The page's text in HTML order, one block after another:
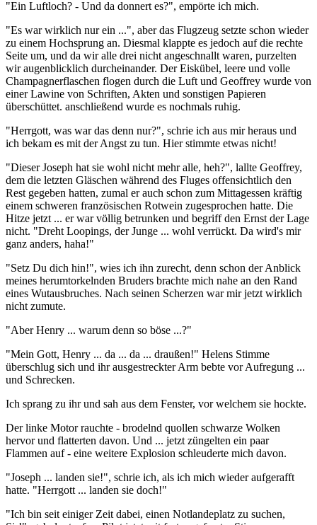
"Ein Luftloch? - Und da donnert es?", empörte ich mich.
"Es war wirklich nur ein ...", aber das Flugzeug setzte schon wieder
zu einem Hochsprung an. Diesmal klappte es jedoch auf die rechte
Seite um, und da wir alle drei nicht angeschnallt waren, purzelten
wir augenblicklich durcheinander. Der Eiskübel, leere und volle
Champagnerflaschen flogen durch die Luft und Geoffrey wurde von
einer Lawine von Schriften, Akten und sonstigen Papieren
überschüttet. anschließend wurde es nochmals ruhig.
"Herrgott, was war das denn nur?", schrie ich aus mir heraus und
ich bekam es mit der Angst zu tun. Hier stimmte etwas nicht!
"Dieser Joseph hat sie wohl nicht mehr alle, heh?", lallte Geoffrey,
dem die letzten Gläschen während des Fluges offensichtlich den
Rest gegeben hatten, zumal er auch schon zum Mittagessen kräftig
einem schweren französischen Rotwein zugesprochen hatte. Die
Hitze jetzt ... er war völlig betrunken und begriff den Ernst der Lage
nicht. "Dreht Loopings, der Junge ... wohl verrückt. Da wird's mir
ganz anders, haha!"
"Setz Du dich hin!", wies ich ihn zurecht, denn schon der Anblick
meines herumtorkelnden Bruders brachte mich nahe an den Rand
eines Wutausbruches. Nach seinen Scherzen war mir jetzt wirklich
nicht zumute.
"Aber Henry ... warum denn so böse ...?"
"Mein Gott, Henry ... da ... da ... draußen!" Helens Stimme
überschlug sich und ihr ausgestreckter Arm bebte vor Aufregung ...
und Schrecken.
Ich sprang zu ihr und sah aus dem Fenster, vor welchem sie hockte.
Der linke Motor rauchte - brodelnd quollen schwarze Wolken
hervor und flatterten davon. Und ... jetzt züngelten ein paar
Flammen auf - eine weitere Explosion schleuderte mich davon.
"Joseph ... landen sie!", schrie ich, als ich mich wieder aufgerafft
hatte. "Herrgott ... landen sie doch!"
"Ich bin seit einiger Zeit dabei, einen Notlandeplatz zu suchen,